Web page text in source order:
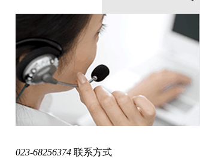
023-68256374联系方式